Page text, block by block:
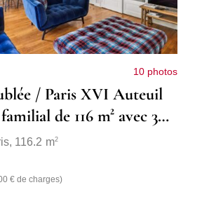
10 photos
/ Paris XVI Auteuil
de 116 m² avec 3
, 116.2 m2
€ de charges)